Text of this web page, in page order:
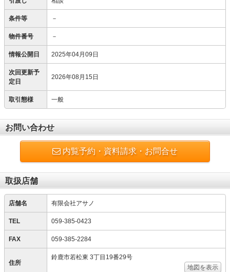
条件等 －
物件番号 －
情報公開日 2025年04月09日
次回更新予
定日
2026年08月15日
取引態様 一般
お問い合わせ
内覧予約・資料請求・お問合せ
取扱店舗
店舗名 有限会社アサノ
TEL 059-385-0423
FAX 059-385-2284
住所
鈴鹿市若松東 3丁目19番29号
地図を表示